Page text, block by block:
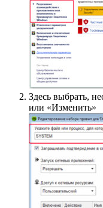
Здесь выбрать,
или «Изменить»